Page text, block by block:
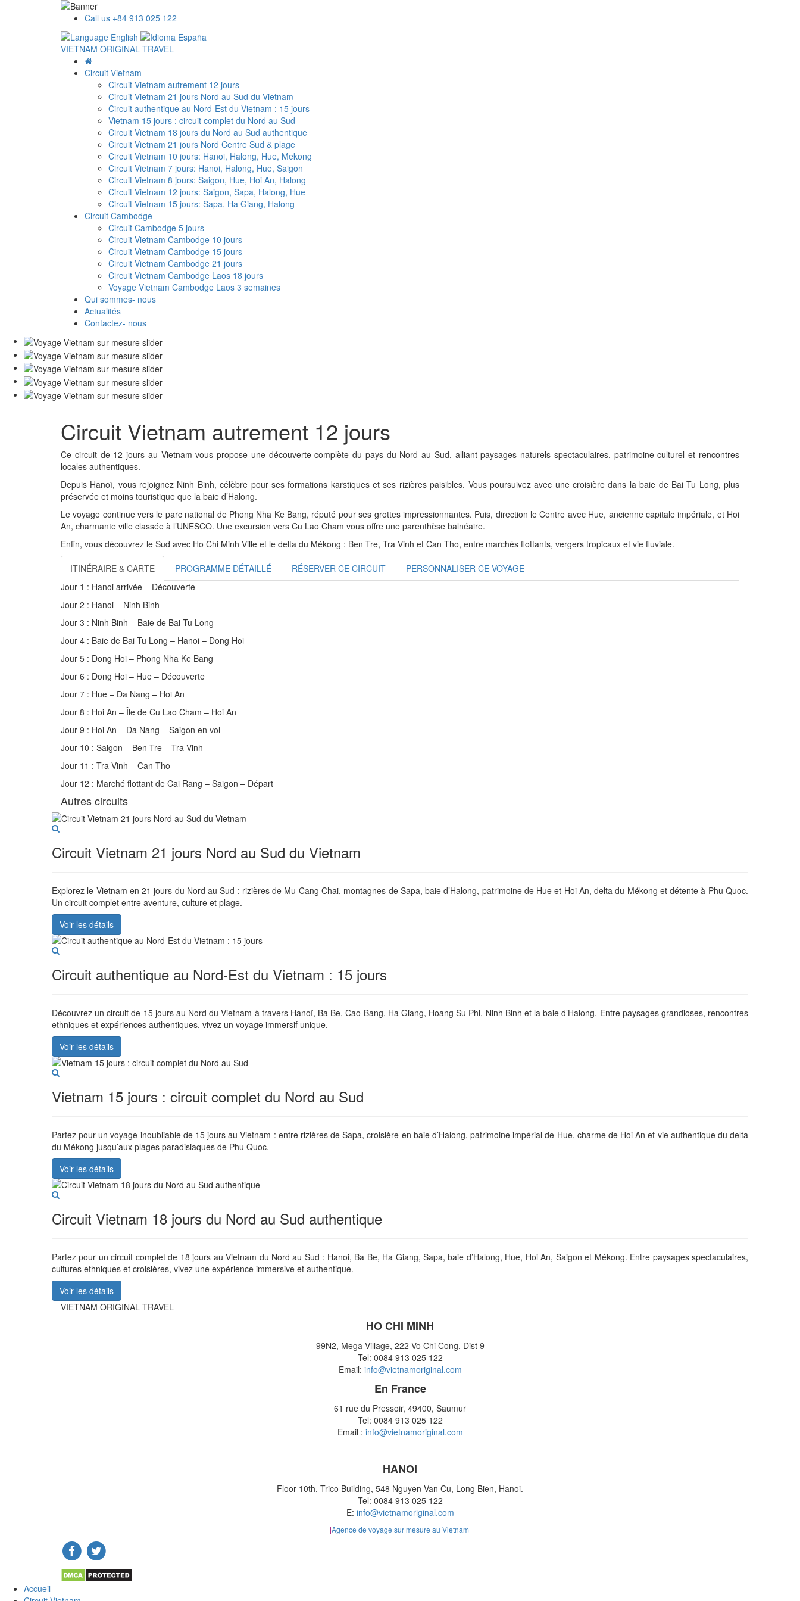
Call us +84 913 025 122
VIETNAM ORIGINAL TRAVEL
Circuit Vietnam
Circuit Vietnam autrement 12 jours
Circuit Vietnam 21 jours Nord au Sud du Vietnam
Circuit authentique au Nord-Est du Vietnam : 15 jours
Vietnam 15 jours : circuit complet du Nord au Sud
Circuit Vietnam 18 jours du Nord au Sud authentique
Circuit Vietnam 21 jours Nord Centre Sud & plage
Circuit Vietnam 10 jours: Hanoi, Halong, Hue, Mekong
Circuit Vietnam 7 jours: Hanoi, Halong, Hue, Saigon
Circuit Vietnam 8 jours: Saigon, Hue, Hoi An, Halong
Circuit Vietnam 12 jours: Saigon, Sapa, Halong, Hue
Circuit Vietnam 15 jours: Sapa, Ha Giang, Halong
Circuit Cambodge
Circuit Cambodge 5 jours
Circuit Vietnam Cambodge 10 jours
Circuit Vietnam Cambodge 15 jours
Circuit Vietnam Cambodge 21 jours
Circuit Vietnam Cambodge Laos 18 jours
Voyage Vietnam Cambodge Laos 3 semaines
Qui sommes- nous
Actualités
Contactez- nous
Circuit Vietnam autrement 12 jours
Ce circuit de 12 jours au Vietnam vous propose une découverte complète du pays du Nord au Sud, alliant paysages naturels spectaculaires, patrimoine culturel et rencontres
locales authentiques.
Depuis Hanoï, vous rejoignez Ninh Binh, célèbre pour ses formations karstiques et ses rizières paisibles. Vous poursuivez avec une croisière dans la baie de Bai Tu Long, plus
préservée et moins touristique que la baie d’Halong.
Le voyage continue vers le parc national de Phong Nha Ke Bang, réputé pour ses grottes impressionnantes. Puis, direction le Centre avec Hue, ancienne capitale impériale, et Hoi
An, charmante ville classée à l’UNESCO. Une excursion vers Cu Lao Cham vous offre une parenthèse balnéaire.
Enfin, vous découvrez le Sud avec Ho Chi Minh Ville et le delta du Mékong : Ben Tre, Tra Vinh et Can Tho, entre marchés flottants, vergers tropicaux et vie fluviale.
ITINÉRAIRE & CARTE PROGRAMME DÉTAILLÉ RÉSERVER CE CIRCUIT
PERSONNALISER CE VOYAGE
Jour 1 : Hanoi arrivée – Découverte
Jour 2 : Hanoi – Ninh Binh
Jour 3 : Ninh Binh – Baie de Bai Tu Long
Jour 4 : Baie de Bai Tu Long – Hanoi – Dong Hoi
Jour 5 : Dong Hoi – Phong Nha Ke Bang
Jour 6 : Dong Hoi – Hue – Découverte
Jour 7 : Hue – Da Nang – Hoi An
Jour 8 : Hoi An – Île de Cu Lao Cham – Hoi An
Jour 9 : Hoi An – Da Nang – Saigon en vol
Jour 10 : Saigon – Ben Tre – Tra Vinh
Jour 11 : Tra Vinh – Can Tho
Jour 12 : Marché flottant de Cai Rang – Saigon – Départ
Autres circuits
Circuit Vietnam 21 jours Nord au Sud du Vietnam
Explorez le Vietnam en 21 jours du Nord au Sud : rizières de Mu Cang Chai, montagnes de Sapa, baie d’Halong, patrimoine de Hue et Hoi An, delta du Mékong et détente à Phu Quoc.
Un circuit complet entre aventure, culture et plage.
Voir les détails
Circuit authentique au Nord-Est du Vietnam : 15 jours
Découvrez un circuit de 15 jours au Nord du Vietnam à travers Hanoï, Ba Be, Cao Bang, Ha Giang, Hoang Su Phi, Ninh Binh et la baie d’Halong. Entre paysages grandioses, rencontres
ethniques et expériences authentiques, vivez un voyage immersif unique.
Voir les détails
Vietnam 15 jours : circuit complet du Nord au Sud
Partez pour un voyage inoubliable de 15 jours au Vietnam : entre rizières de Sapa, croisière en baie d’Halong, patrimoine impérial de Hue, charme de Hoi An et vie authentique du delta
du Mékong jusqu’aux plages paradisiaques de Phu Quoc.
Voir les détails
Circuit Vietnam 18 jours du Nord au Sud authentique
Partez pour un circuit complet de 18 jours au Vietnam du Nord au Sud : Hanoi, Ba Be, Ha Giang, Sapa, baie d’Halong, Hue, Hoi An, Saigon et Mékong. Entre paysages spectaculaires,
cultures ethniques et croisières, vivez une expérience immersive et authentique.
Voir les détails
VIETNAM ORIGINAL TRAVEL
HO CHI MINH
99N2, Mega Village, 222 Vo Chi Cong, Dist 9
Tel: 0084 913 025 122
Email: info@vietnamoriginal.com
En France
61 rue du Pressoir, 49400, Saumur
Tel: 0084 913 025 122
Email : info@vietnamoriginal.com
HANOI
Floor 10th, Trico Building, 548 Nguyen Van Cu, Long Bien, Hanoi.
Tel: 0084 913 025 122
E: info@vietnamoriginal.com
|Agence de voyage sur mesure au Vietnam|
Accueil